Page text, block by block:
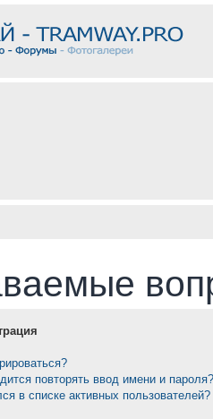
повторять ввод имени и пароля?
в списке активных пользователей?